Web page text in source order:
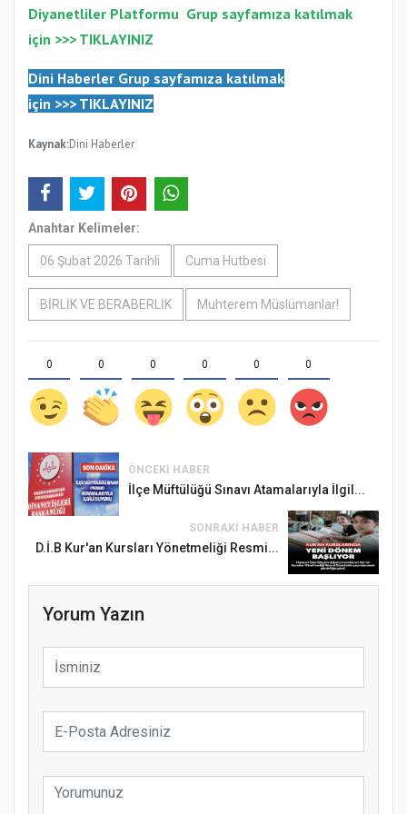
Diyanetliler Platformu Grup sayfamıza katılmak
için >>> TIKLAYINIZ
Dini Haberler Grup sayfamıza katılmak
için >>> TIKLAYINIZ
Kaynak:Dini Haberler
Anahtar Kelimeler:
06 Şubat 2026 Tarihli Cuma Hutbesi
BİRLİK VE BERABERLİK Muhterem Müslümanlar!
0 0 0 0 0 0
ÖNCEKI HABER
İlçe Müftülüğü Sınavı Atamalarıyla İlgil...
SONRAKI HABER
D.İ.B Kur'an Kursları Yönetmeliği Resmi...
Yorum Yazın
Samsun Atakum’da Ayasofya Camii
Etkinliği